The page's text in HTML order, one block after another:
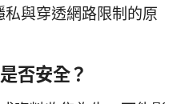
與穿透網路限制的原
否安全？